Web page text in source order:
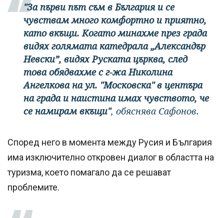
"За първи път съм в България и се
чувствам много комфортно и приятно,
като вкъщи. Когато минахме през града
видях голямата катедрала „Александър
Невски”, видях Руската църква, след
това обядвахме с г-жа Николина
Ангелкова на ул. "Московска" в центъра
на града и наистина имах чувството, че
се намирам вкъщи", обяснява Сафонов.
Според него в момента между Русия и България
има изключително откровен диалог в областта на
туризма, което помагало да се решават
проблемите.